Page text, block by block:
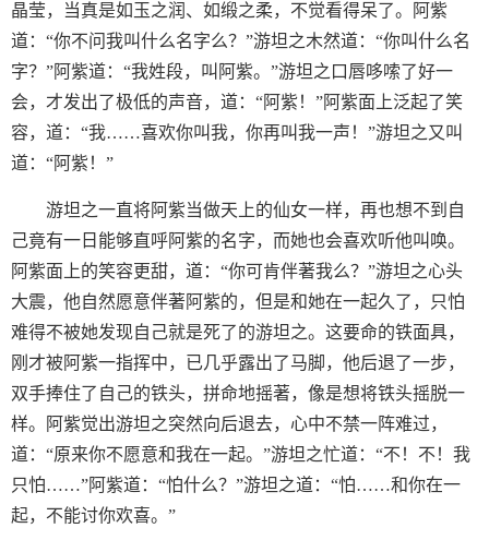
晶莹，当真是如玉之润、如缎之柔，不觉看得呆了。阿紫
道：“你不问我叫什么名字么？”游坦之木然道：“你叫什么名
字？”阿紫道：“我姓段，叫阿紫。”游坦之口唇哆嗦了好一
会，才发出了极低的声音，道：“阿紫！”阿紫面上泛起了笑
容，道：“我……喜欢你叫我，你再叫我一声！”游坦之又叫
道：“阿紫！”
游坦之一直将阿紫当做天上的仙女一样，再也想不到自
己竟有一日能够直呼阿紫的名字，而她也会喜欢听他叫唤。
阿紫面上的笑容更甜，道：“你可肯伴著我么？”游坦之心头
大震，他自然愿意伴著阿紫的，但是和她在一起久了，只怕
难得不被她发现自己就是死了的游坦之。这要命的铁面具，
刚才被阿紫一指挥中，已几乎露出了马脚，他后退了一步，
双手捧住了自己的铁头，拼命地摇著，像是想将铁头摇脱一
样。阿紫觉出游坦之突然向后退去，心中不禁一阵难过，
道：“原来你不愿意和我在一起。”游坦之忙道：“不！不！我
只怕……”阿紫道：“怕什么？”游坦之道：“怕……和你在一
起，不能讨你欢喜。”